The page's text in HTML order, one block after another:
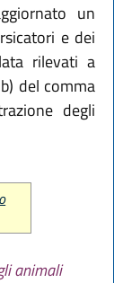
un
e dei
rilevati a
del comma
degli
animali